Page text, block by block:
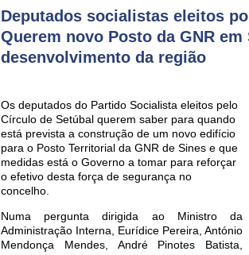
Deputados socialistas eleitos
Querem novo Posto da GNR
desenvolvimento da região
Os deputados do Partido Socialista eleitos pelo
Círculo de Setúbal querem saber para quando
está prevista a construção de um novo edifício
para o Posto Territorial da GNR de Sines e que
medidas está o Governo a tomar para reforçar
o efetivo desta força de segurança no
concelho.
Numa pergunta dirigida ao Ministro da
Administração Interna, Eurídice Pereira, António
Mendonça Mendes, André Pinotes Batista,